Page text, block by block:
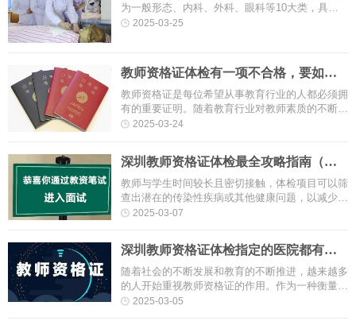
为一般形态、内科、外科、眼科等10大类，具体
包括身高体重测量、心肺听诊、视力测试、血液常
2025-03-25
教师资格证体检有一项不合格，要如何
应对才能通过？
教师资格证是每位希望从事教育行业的人都必须拥
有的重要证明。随着教育行业对教师素质的不断提
升，教师资格证的申请过程中，体检成为了必不可
2025-03-24
深圳教师资格证体检最全攻略指南（深
圳教资认定体检注意事项）
教师与学生时间较长且密切接触，体检项目可以筛
查出潜在的传染性疾病或其他健康问题，以减少传
染病在教育环境中的传播。这有助于保护学生的健
2025-03-07
深圳教师资格证体检指定的医院都有哪
些?
随着社会的不断发展和教育的不断推进，越来越多
的人开始重视教师资格证的作用。作为一种衡量教
师素质的标准，教师资格证已成为教育领域的一个
2025-03-05